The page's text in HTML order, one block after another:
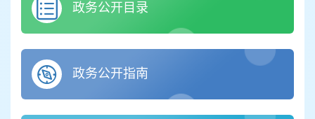
政务公开目录
政务公开指南